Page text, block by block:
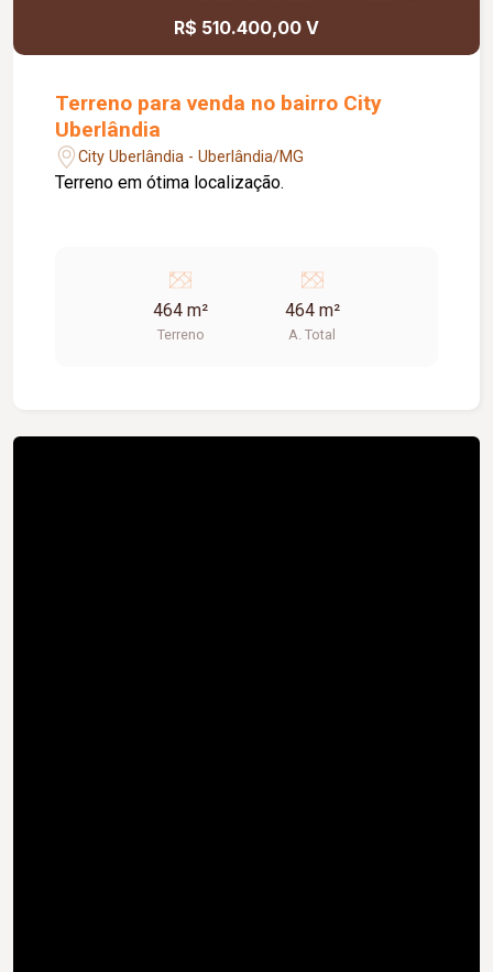
R$ 510.400,00 V
Terreno para venda no bairro City
Uberlândia
City Uberlândia - Uberlândia/MG
Terreno em ótima localização.
464 m²
Terreno
464 m²
A. Total